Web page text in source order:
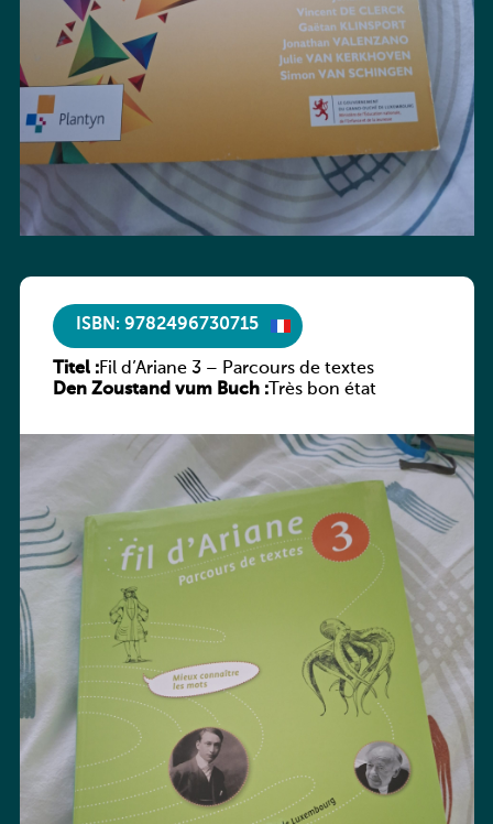
ISBN: 9782496730715
Titel :Fil d’Ariane 3 – Parcours de textes
Den Zoustand vum Buch :Très bon état